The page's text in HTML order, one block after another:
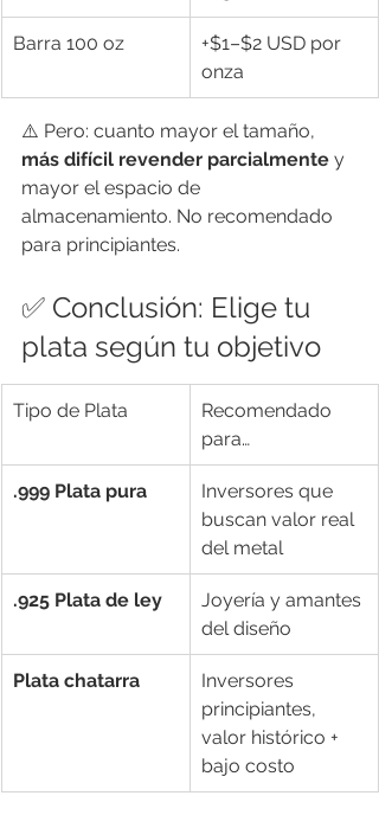
Barra 100 oz
+$1–$2 USD por
onza
⚠️ Pero: cuanto mayor el tamaño,
más difícil revender parcialmente y
mayor el espacio de
almacenamiento. No recomendado
para principiantes.
✅ Conclusión: Elige tu
plata según tu objetivo
Tipo de Plata
Recomendado
para…
.999 Plata pura
Inversores que
buscan valor real
del metal
.925 Plata de ley
Joyería y amantes
del diseño
Plata chatarra
Inversores
principiantes,
valor histórico +
bajo costo